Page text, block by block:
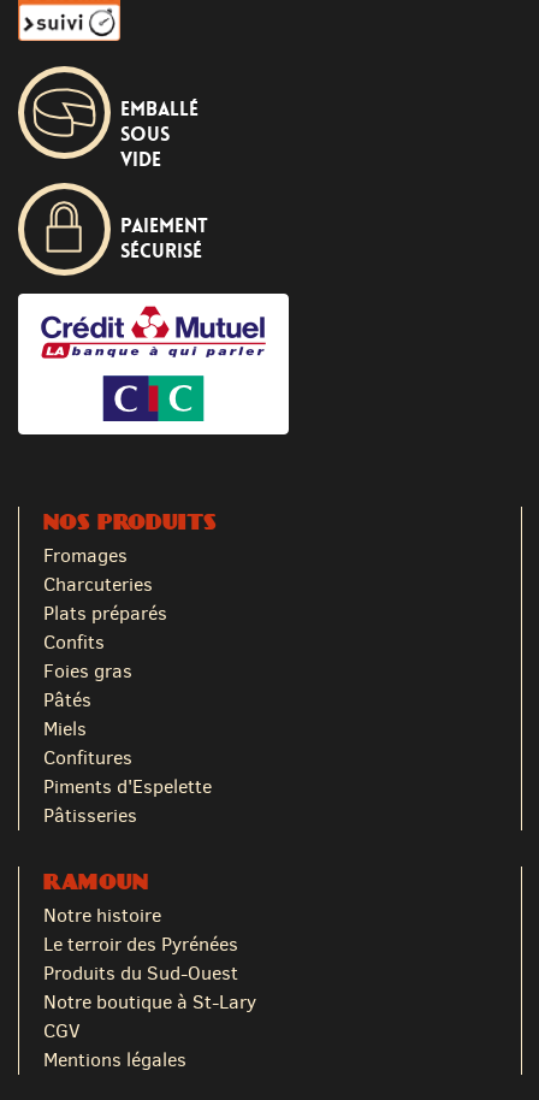
Emballé
sous
vide
Paiement
sécurisé
NOS PRODUITS
Fromages
Charcuteries
Plats préparés
Confits
Foies gras
Pâtés
Miels
Confitures
Piments d'Espelette
Pâtisseries
RAMOUN
Notre histoire
Le terroir des Pyrénées
Produits du Sud-Ouest
Notre boutique à St-Lary
CGV
Mentions légales